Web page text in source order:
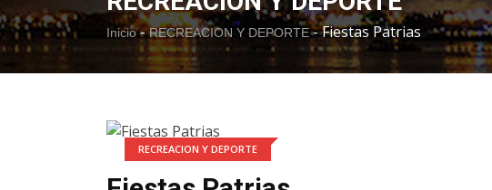
Inicio- RECREACION Y DEPORTE-Fiestas Patrias
RECREACION Y DEPORTE